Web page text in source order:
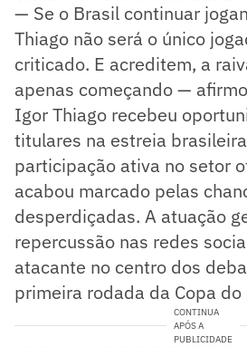
— Se o Brasil continuar
Thiago não será o único
criticado. E acreditem, a
apenas começando —
Igor Thiago recebeu
titulares na estreia
participação ativa no setor
acabou marcado pelas
desperdiçadas. A atuação
repercussão nas redes
atacante no centro dos
primeira rodada da Copa do
CONTINUA
APÓS A
PUBLICIDADE